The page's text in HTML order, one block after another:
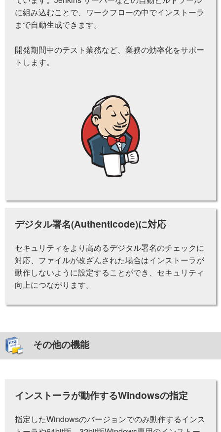
に組み込むことで、ワークフローの中でインストーラ
まで自動生成できます。
開発期間中のテスト業務など、業務の効率化をサポー
トします。
デジタル署名(Authenticode)に対応
セキュリティをより高めるデジタル署名のチェックに
対応、ファイルが改ざんされた場合はインストーラが
動作しないように設定することができ、セキュリティ
向上につながります。
その他の機能
インストーラが動作するWindowsの指定
指定したWindowsのバージョンでのみ動作するインス